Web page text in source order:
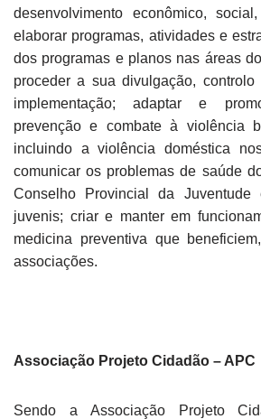
desenvolvimento econômico,
elaborar programas, atividades e
dos programas e planos nas áreas
proceder a sua divulgação,
implementação; adaptar e
prevenção e combate à violência
incluindo a violência doméstica
comunicar os problemas de saúde
Conselho Provincial da Juventude
juvenis; criar e manter em
medicina preventiva que
associações.
Associação Projeto Cidadão – APC
Sendo a Associação Projeto